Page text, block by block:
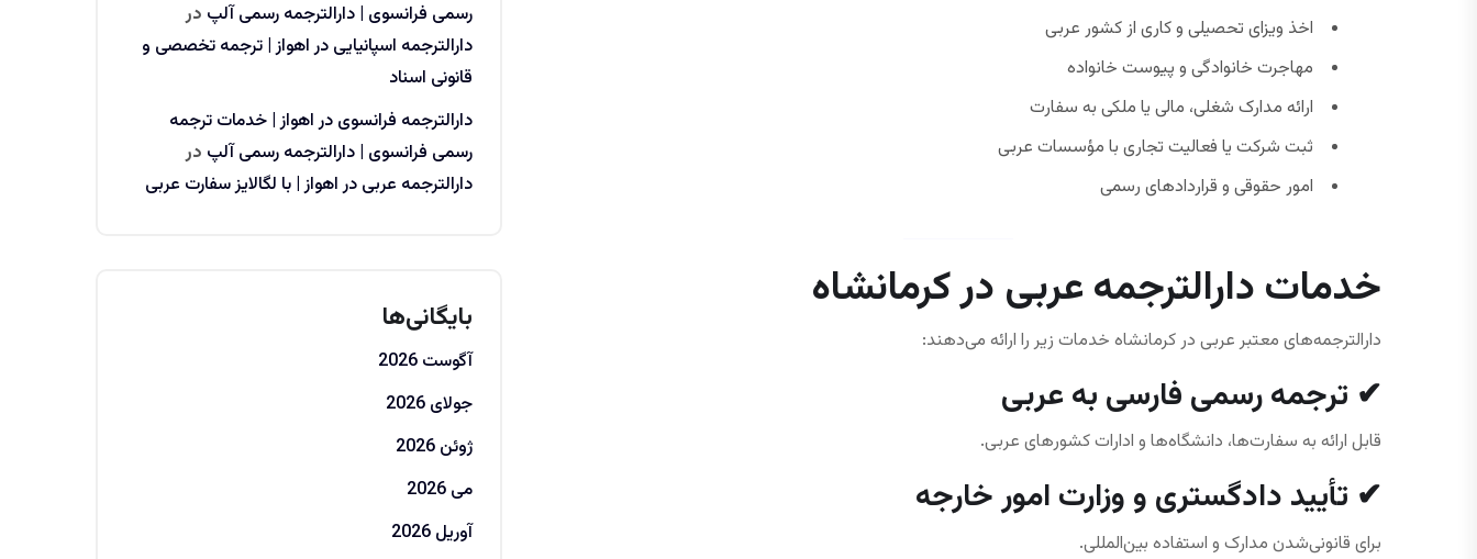
اخذ ویزای تحصیلی و کاری از کشور عربی
مهاجرت خانوادگی و پیوست خانواده
ارائه مدارک شغلی، مالی یا ملکی به سفارت
ثبت شرکت یا فعالیت تجاری با مؤسسات عربی
امور حقوقی و قراردادهای رسمی
خدمات دارالترجمه عربی در کرمانشاه
دارالترجمه‌های معتبر عربی در کرمانشاه خدمات زیر را ارائه می‌دهند:
✔ ترجمه رسمی فارسی به عربی
قابل ارائه به سفارت‌ها، دانشگاه‌ها و ادارات کشورهای عربی.
✔ تأیید دادگستری و وزارت امور خارجه
برای قانونی‌شدن مدارک و استفاده بین‌المللی.
رسمی فرانسوی | دارالترجمه رسمی آلپ در
دارالترجمه اسپانیایی در اهواز | ترجمه تخصصی و
قانونی اسناد
دارالترجمه فرانسوی در اهواز | خدمات ترجمه
رسمی فرانسوی | دارالترجمه رسمی آلپ در
دارالترجمه عربی در اهواز | با لگالایز سفارت عربی
بایگانی‌ها
آگوست 2026
جولای 2026
ژوئن 2026
می 2026
آوریل 2026